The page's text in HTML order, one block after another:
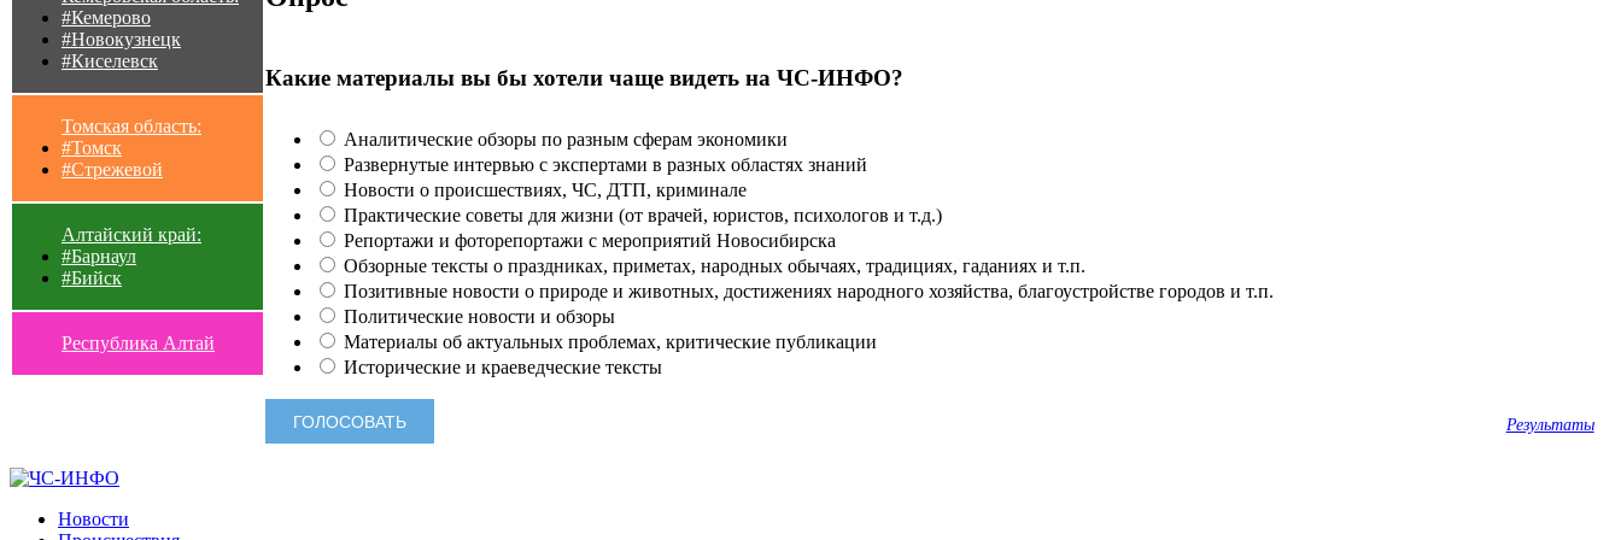
#Кемерово
#Новокузнецк
#Киселевск
Томская область:
#Томск
#Стрежевой
Алтайский край:
#Барнаул
#Бийск
Республика Алтай
Какие материалы вы бы хотели чаще видеть на ЧС-ИНФО?
Аналитические обзоры по разным сферам экономики
Развернутые интервью с экспертами в разных областях знаний
Новости о происшествиях, ЧС, ДТП, криминале
Практические советы для жизни (от врачей, юристов, психологов и т.д.)
Репортажи и фоторепортажи с мероприятий Новосибирска
Обзорные тексты о праздниках, приметах, народных обычаях, традициях, гаданиях и т.п.
Позитивные новости о природе и животных, достижениях народного хозяйства, благоустройстве городов и т.п.
Политические новости и обзоры
Материалы об актуальных проблемах, критические публикации
Исторические и краеведческие тексты
Результаты
Новости